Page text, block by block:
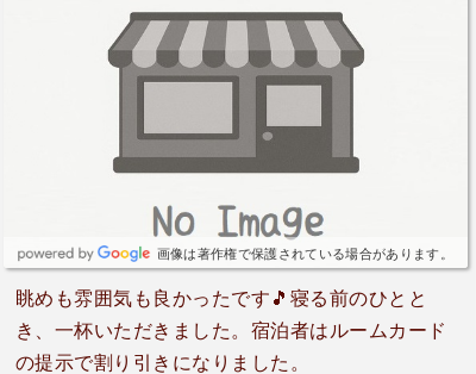
画像は著作権で保護されている場合があります。
眺めも雰囲気も良かったです🎵寝る前のひとと
き、一杯いただきました。宿泊者はルームカード
の提示で割り引きになりました。